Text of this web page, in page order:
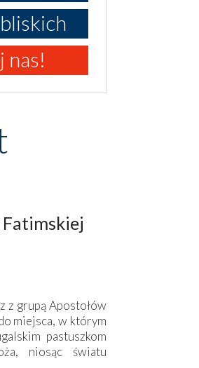
nas!
z grupą Apostołów
miejsca, w którym
pastuszkom
niosąc światu